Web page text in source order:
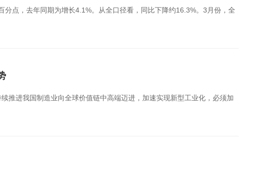
点，去年同期为增长4.1%。从全口径看，同比下降约16.3%。3月份，全
推进我国制造业向全球价值链中高端迈进，加速实现新型工业化，必须加